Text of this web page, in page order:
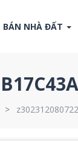
BÁN NHÀ ĐẤT